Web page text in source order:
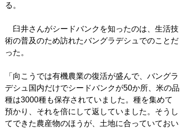
る。
臼井さんがシードバンクを知ったのは、生活技
術の普及のため訪れたバングラデシュでのことだ
った。
「向こうでは有機農業の復活が盛んで、バングラ
デシュ国内だけでシードバンクが50か所、米の品
種は3000種も保存されていました。種を集めて
預かり、それを倍にして返していました。そうし
てできた農産物のほうが、土地に合っていておい